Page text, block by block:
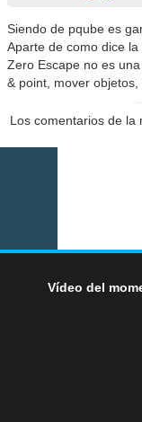
Siendo de pqube es
Aparte de como dice
Zero Escape no es
& point, mover
Los comentarios de la
Vídeo del